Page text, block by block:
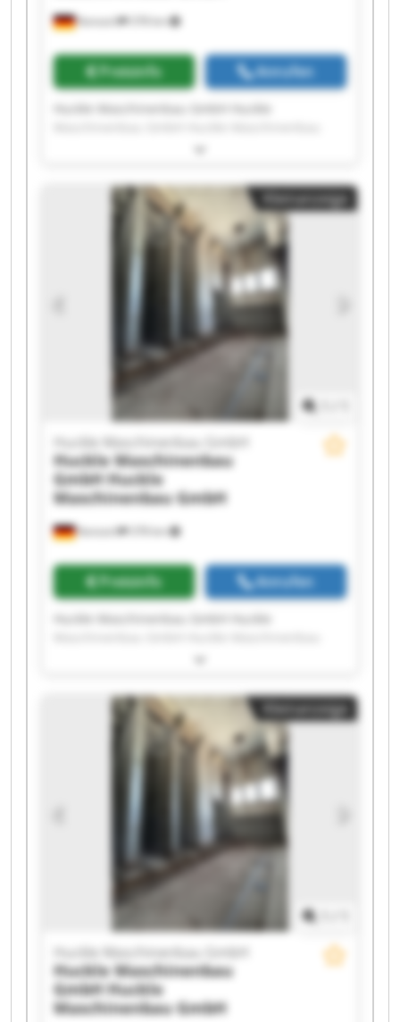
Kanzach 378 km
Preisinfo Anrufen
GmbH Huckle Maschinenbau GmbH Huckle
GmbH Huckle Maschinenbau GmbH Huckle
Maschinenbau GmbH Huckle Maschinenbau
GmbH Huckle Maschinenbau GmbH Huckle
Maschinenbau GmbH Huckle Maschinenbau
GmbH Huckle Maschinenbau GmbH Huckle
Maschinenbau GmbH Huckle Maschinenbau
GmbH Huckle Maschinenbau GmbH Huckle
Maschinenbau GmbH Huckle Maschinenbau
GmbH Huckle Maschinenbau GmbH Huckle
Maschinenbau GmbH
Kleinanzeige
Kanzach 378 km
Huckle Maschinenbau GmbH
Huckle Maschinenbau
GmbHHuckle
Maschinenbau GmbH
Preisinfo Anrufen
GmbH Huckle Maschinenbau GmbH Huckle
GmbH Huckle Maschinenbau GmbH Huckle
Maschinenbau GmbH Huckle Maschinenbau
GmbH Huckle Maschinenbau GmbH Huckle
Maschinenbau GmbH Huckle Maschinenbau
GmbH Huckle Maschinenbau GmbH Huckle
Maschinenbau GmbH Huckle Maschinenbau
GmbH Huckle Maschinenbau GmbH Huckle
Maschinenbau GmbH Huckle Maschinenbau
GmbH Huckle Maschinenbau GmbH Huckle
Maschinenbau GmbH
Kleinanzeige
Huckle Maschinenbau GmbH
Huckle Maschinenbau
GmbHHuckle
Maschinenbau GmbH